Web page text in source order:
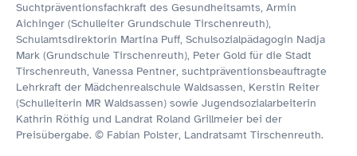
Suchtpräventionsfachkraft des Gesundheitsamts, Armin
Aichinger (Schulleiter Grundschule Tirschenreuth),
Schulamtsdirektorin Martina Puff, Schulsozialpädagogin Nadja
Mark (Grundschule Tirschenreuth), Peter Gold für die Stadt
Tirschenreuth, Vanessa Pentner, suchtpräventionsbeauftragte
Lehrkraft der Mädchenrealschule Waldsassen, Kerstin Reiter
(Schulleiterin MR Waldsassen) sowie Jugendsozialarbeiterin
Kathrin Röthig und Landrat Roland Grillmeier bei der
Preisübergabe. © Fabian Polster, Landratsamt Tirschenreuth.